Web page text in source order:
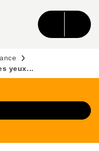
CONTENU
yeux...